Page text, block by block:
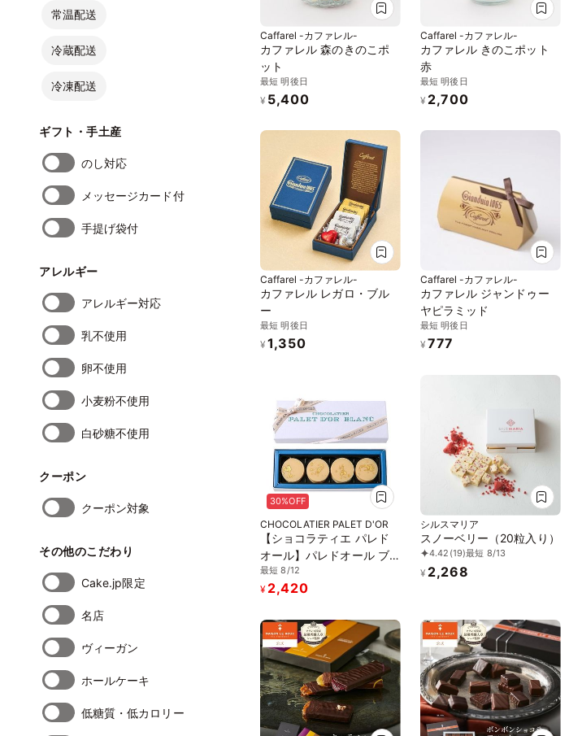
常温配送
冷蔵配送
冷凍配送
ギフト・手土産
のし対応
メッセージカード付
手提げ袋付
アレルギー
アレルギー対応
乳不使用
卵不使用
小麦粉不使用
白砂糖不使用
クーポン
クーポン対象
その他のこだわり
Cake.jp限定
名店
ヴィーガン
ホールケーキ
低糖質・低カロリー
Caffarel -カファレル-
カファレル 森のきのこポ
ット
最短 明後日
¥ 5,400
Caffarel -カファレル-
カファレル きのこポット
赤
最短 明後日
¥ 2,700
Caffarel -カファレル-
カファレル レガロ・ブル
ー
最短 明後日
¥ 1,350
Caffarel -カファレル-
カファレル ジャンドゥー
ヤピラミッド
最短 明後日
¥ 777
30%OFF
CHOCOLATIER PALET D'OR
【ショコラティエ パレド
オール】パレドオール ブ
ラン 4個入
最短 8/12
¥ 2,420
シルスマリア
スノーベリー（20粒入り）
4.42 (19)最短 8/13
¥ 2,268